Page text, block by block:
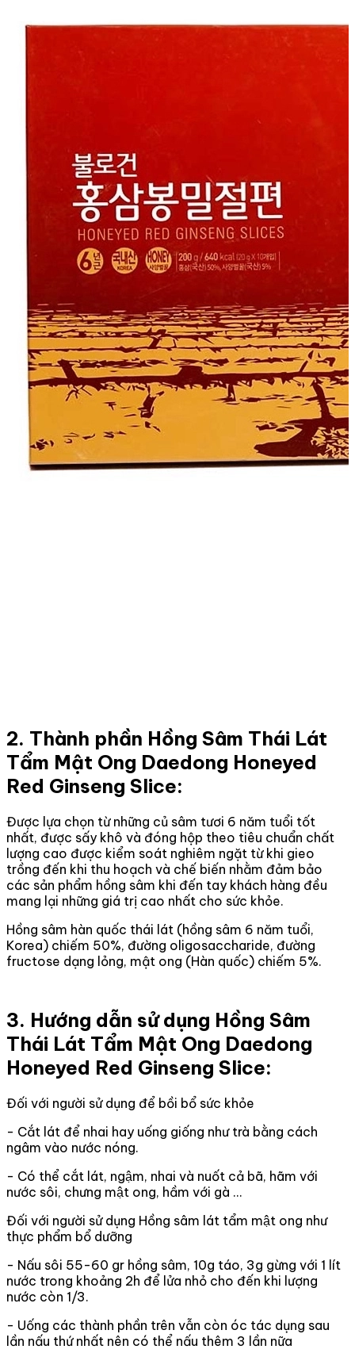
2. Thành phần Hồng Sâm Thái Lát
Tẩm Mật Ong Daedong Honeyed
Red Ginseng Slice:
Được lựa chọn từ những củ sâm tươi 6 năm tuổi tốt
nhất, được sấy khô và đóng hộp theo tiêu chuẩn chất
lượng cao được kiểm soát nghiêm ngặt từ khi gieo
trồng đến khi thu hoạch và chế biến nhằm đảm bảo
các sản phẩm hồng sâm khi đến tay khách hàng đều
mang lại những giá trị cao nhất cho sức khỏe.
Hồng sâm hàn quốc thái lát (hồng sâm 6 năm tuổi,
Korea) chiếm 50%, đường oligosaccharide, đường
fructose dạng lỏng, mật ong (Hàn quốc) chiếm 5%.
3. Hướng dẫn sử dụng Hồng Sâm
Thái Lát Tẩm Mật Ong Daedong
Honeyed Red Ginseng Slice:
Đối với người sử dụng để bồi bổ sức khỏe
- Cắt lát để nhai hay uống giống như trà bằng cách
ngâm vào nước nóng.
- Có thể cắt lát, ngậm, nhai và nuốt cả bã, hãm với
nước sôi, chưng mật ong, hầm với gà …
Đối với người sử dụng Hồng sâm lát tẩm mật ong như
thực phẩm bổ dưỡng
- Nấu sôi 55-60 gr hồng sâm, 10g táo, 3g gừng với 1 lít
nước trong khoảng 2h để lửa nhỏ cho đến khi lượng
nước còn 1/3.
- Uống các thành phần trên vẫn còn óc tác dụng sau
lần nấu thứ nhất nên có thể nấu thêm 3 lần nữa